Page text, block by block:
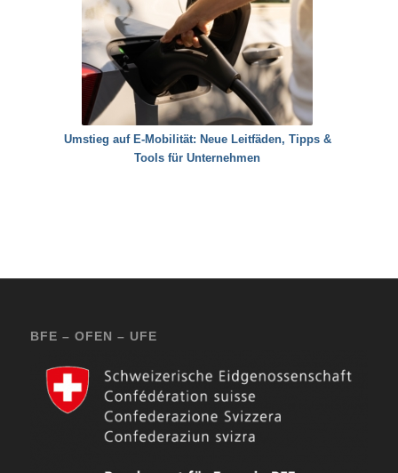
Umstieg auf E-Mobilität: Neue Leitfäden, Tipps &
Tools für Unternehmen
BFE – OFEN – UFE